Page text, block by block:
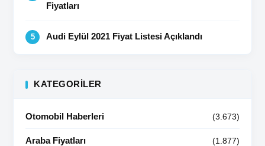
Fiyatları
Audi Eylül 2021 Fiyat Listesi Açıklandı
KATEGORILER
Otomobil Haberleri (3.673)
Araba Fiyatları (1.877)